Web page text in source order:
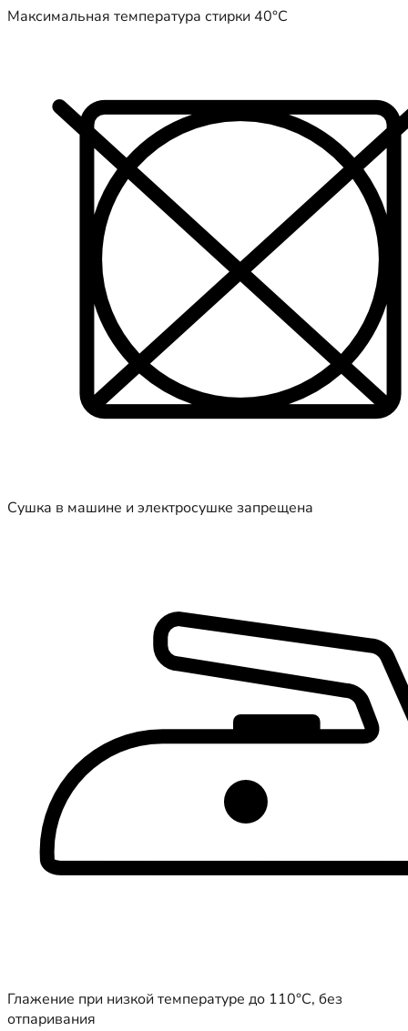
Максимальная температура стирки 40°C
Сушка в машине и электросушке запрещена
Глажение при низкой температуре до 110°C, без
отпаривания